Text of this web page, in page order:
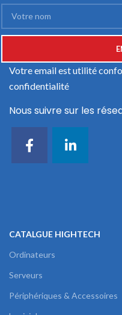
Votre email est utilité
confidentialité
Nous suivre sur les
CATALGUE HIGHTECH
Ordinateurs
Serveurs
Périphériques & Accessoires